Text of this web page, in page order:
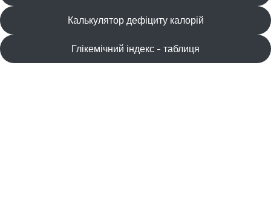
Калькулятор дефіциту калорій
Глікемічний індекс - таблиця